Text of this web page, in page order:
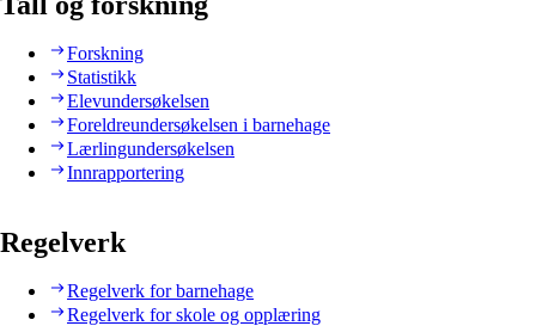
Forskning
Statistikk
Elevundersøkelsen
Foreldreundersøkelsen i barnehage
Lærlingundersøkelsen
Innrapportering
Regelverk
Regelverk for barnehage
Regelverk for skole og opplæring